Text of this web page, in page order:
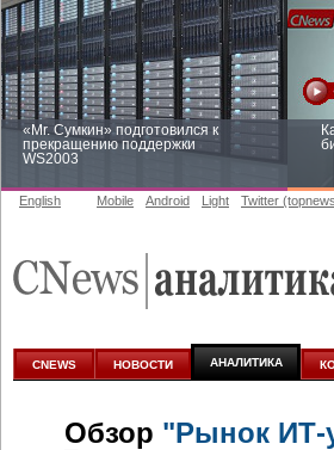
«Mr. Сумкин» подготовился к
прекращению поддержки
WS2003
аналитике
English Mobile Android Light Twitter
CNEWS НОВОСТИ АНАЛИТИКА
Обзор "Рынок ИТ-